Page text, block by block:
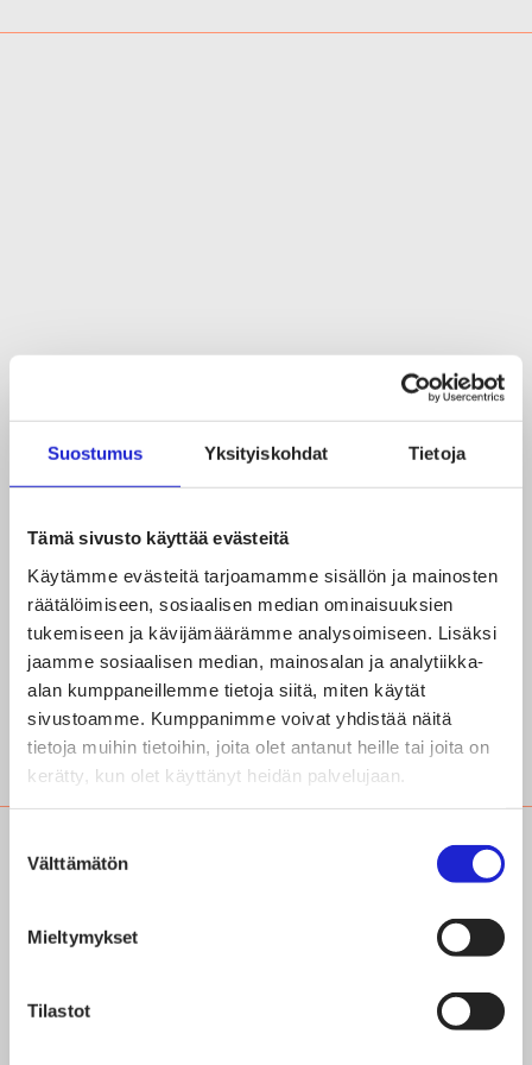
Suostumus Yksityiskohdat Tietoja
Tämä sivusto käyttää evästeitä
Käytämme evästeitä tarjoamamme sisällön ja mainosten
räätälöimiseen, sosiaalisen median ominaisuuksien
tukemiseen ja kävijämäärämme analysoimiseen. Lisäksi
jaamme sosiaalisen median, mainosalan ja analytiikka-
alan kumppaneillemme tietoja siitä, miten käytät
sivustoamme. Kumppanimme voivat yhdistää näitä
tietoja muihin tietoihin, joita olet antanut heille tai joita on
kerätty, kun olet käyttänyt heidän palvelujaan.
valinta
Välttämätön
Mieltymykset
Tilastot
YRITYKSET
Alpan vauhdikas alku:
sivuprojektista
miljoonakerhoon